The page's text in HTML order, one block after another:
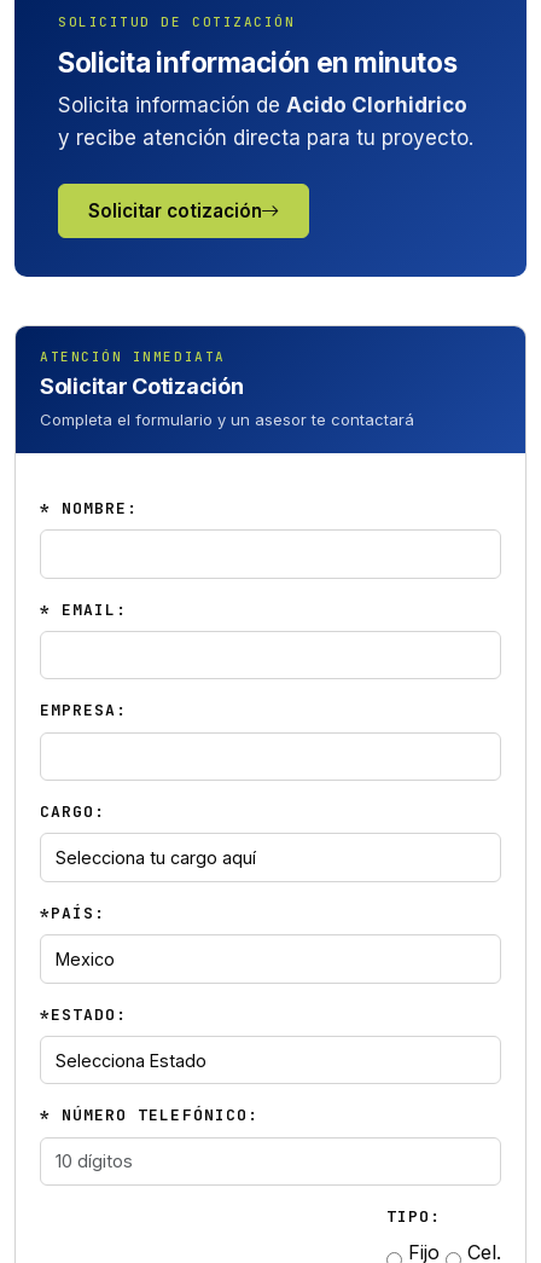
SOLICITUD DE COTIZACIÓN
Solicita información en minutos
Solicita información de Acido Clorhidrico
y recibe atención directa para tu proyecto.
Solicitar cotización
ATENCIÓN INMEDIATA
Solicitar Cotización
Completa el formulario y un asesor te contactará
* NOMBRE:
* EMAIL:
EMPRESA:
CARGO:
*PAÍS:
*ESTADO:
* NÚMERO TELEFÓNICO:
TIPO:
Fijo Cel.